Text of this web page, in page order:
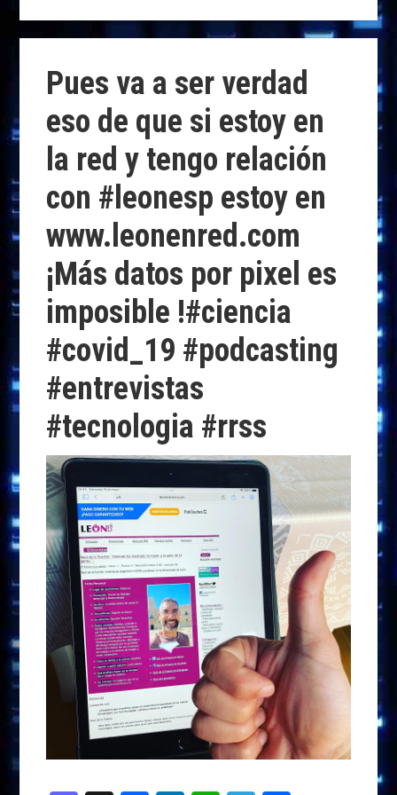
to
d
o
n
ce
b
o
o
k
k
e
dI
n
at
s
A
p
p
e
g
ra
m
m
p
ar
ti
r
Pues va a ser verdad
eso de que si estoy en
la red y tengo relación
con #leonesp estoy en
www.leonenred.com
¡Más datos por pixel es
imposible !#ciencia
#covid_19 #podcasting
#entrevistas
#tecnologia #rrss